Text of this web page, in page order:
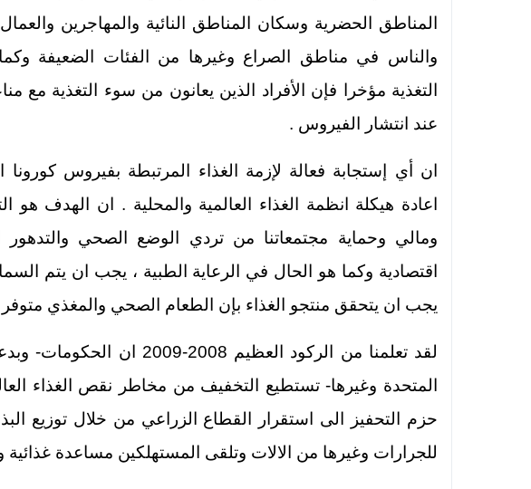
المناطق الحضرية وسكان المناطق النائية والمهاجرين
والناس في مناطق الصراع وغيرها من الفئات الضعيفة
التغذية مؤخرا فإن الأفراد الذين يعانون من سوء التغذية مع
عند انتشار الفيروس .
ان أي إستجابة فعالة لإزمة الغذاء المرتبطة بفيروس
اعادة هيكلة انظمة الغذاء العالمية والمحلية . ان الهدف
ومالي وحماية مجتمعاتنا من تردي الوضع الصحي
اقتصادية وكما هو الحال في الرعاية الطبية ، يجب ان يتم
يجب ان يتحقق منتجو الغذاء بإن الطعام الصحي والمغذي متوفر
لقد تعلمنا من الركود العظيم
المتحدة وغيرها- تستطيع التخفيف من مخاطر نقص الغذاء
حزم التحفيز الى استقرار القطاع الزراعي من خلال توزيع
للجرارات وغيرها من الالات وتلقى المستهلكين مساعدة